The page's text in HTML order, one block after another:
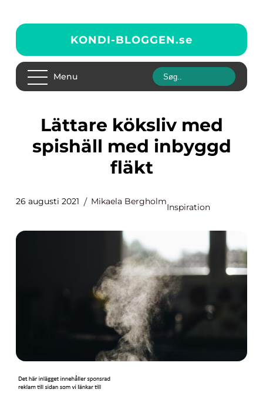
KONDI-BLOGGEN.se
Menu
Lättare köksliv med
spishäll med inbyggd
fläkt
26 augusti 2021 Mikaela Bergholm
Inspiration